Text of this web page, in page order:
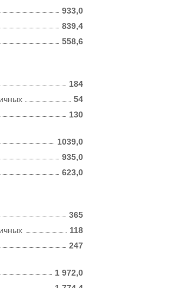
933,0
839,4
558,6
184
130
54
1039,0
935,0
623,0
365
247
118
1 972,0